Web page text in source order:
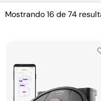
Mostrando16 de74